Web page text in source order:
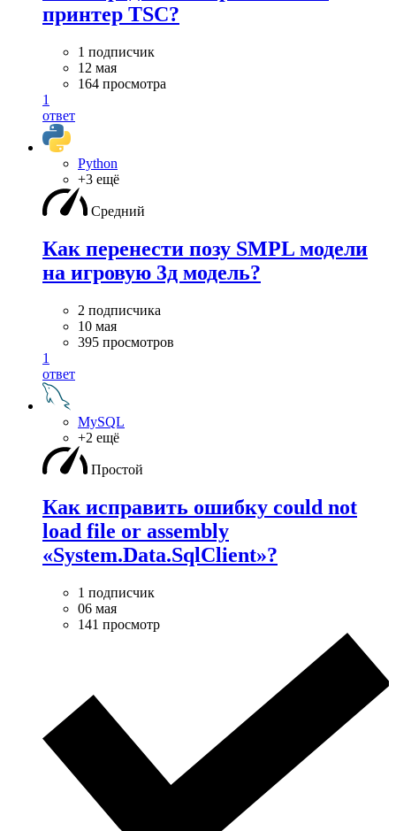
принтер TSC?
1 подписчик
12 мая
164 просмотра
1
ответ
Python
+3 ещё
Средний
Как перенести позу SMPL модели
на игровую 3д модель?
2 подписчика
10 мая
395 просмотров
1
ответ
MySQL
+2 ещё
Простой
Как исправить ошибку could not
load file or assembly
«System.Data.SqlClient»?
1 подписчик
06 мая
141 просмотр